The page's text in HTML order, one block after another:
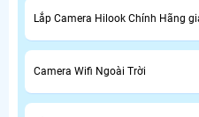
Lắp Camera Hilook Chính Hãng
Camera Wifi Ngoài Trời